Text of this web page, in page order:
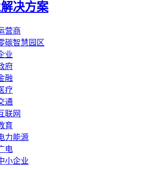
决方案
营商
碳智慧园区
业
府
融
疗
通
联网
育
力能源
电
小企业